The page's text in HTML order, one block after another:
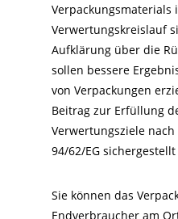
Verpackungsmaterials
Verwertungskreislauf
Aufklärung über die
sollen bessere
von Verpackungen
Beitrag zur Erfüllung
Verwertungsziele
94/62/EG
Sie können das
Endverbraucher am